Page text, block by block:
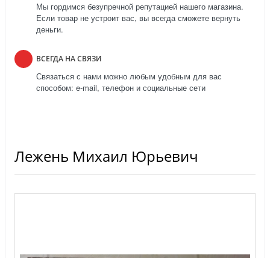
Мы гордимся безупречной репутацией нашего магазина.
Если товар не устроит вас, вы всегда сможете вернуть
деньги.
ВСЕГДА НА СВЯЗИ
Связаться с нами можно любым удобным для вас
способом: e-mail, телефон и социальные сети
Лежень Михаил Юрьевич